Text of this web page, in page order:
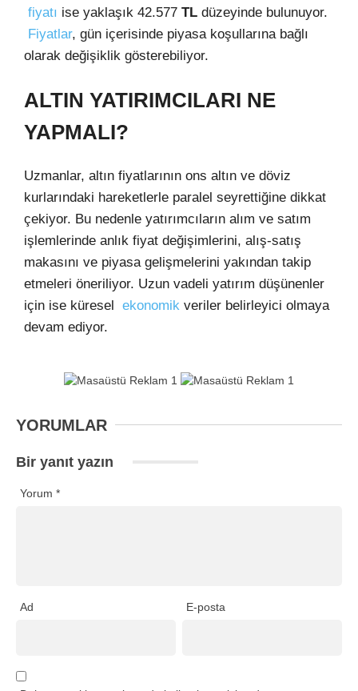
fiyatı ise yaklaşık 42.577 TL düzeyinde bulunuyor.
Fiyatlar, gün içerisinde piyasa koşullarına bağlı
olarak değişiklik gösterebiliyor.
ALTIN YATIRIMCILARI NE
YAPMALI?
Uzmanlar, altın fiyatlarının ons altın ve döviz
kurlarındaki hareketlerle paralel seyrettiğine dikkat
çekiyor. Bu nedenle yatırımcıların alım ve satım
işlemlerinde anlık fiyat değişimlerini, alış-satış
makasını ve piyasa gelişmelerini yakından takip
etmeleri öneriliyor. Uzun vadeli yatırım düşünenler
için ise küresel
ekonomik veriler belirleyici olmaya
devam ediyor.
YORUMLAR
Bir yanıt yazın
Yorum *
Ad E-posta